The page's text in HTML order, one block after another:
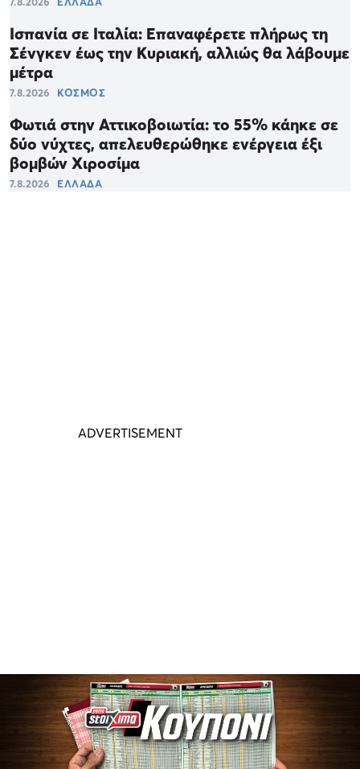
Ισπανία σε Ιταλία: Επαναφέρετε πλήρως τη
Σένγκεν έως την Κυριακή, αλλιώς θα λάβουμε
μέτρα
7.8.2026 ΚΟΣΜΟΣ
Φωτιά στην Αττικοβοιωτία: το 55% κάηκε σε
δύο νύχτες, απελευθερώθηκε ενέργεια έξι
βομβών Χιροσίμα
7.8.2026 ΕΛΛΑΔΑ